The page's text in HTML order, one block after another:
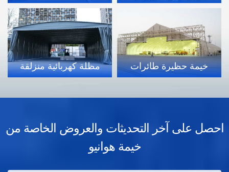
خيمة حظيرة طائرات خيمة الاحتفالات
احصل على آخر التحديثات والعروض الخاصة من
خيمة هوانيو